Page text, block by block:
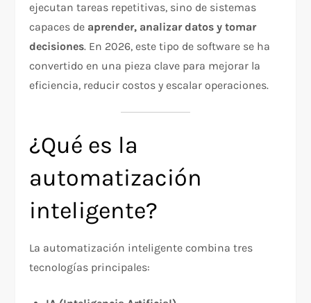
ejecutan tareas repetitivas, sino de sistemas
capaces de aprender, analizar datos y tomar
decisiones. En 2026, este tipo de software se ha
convertido en una pieza clave para mejorar la
eficiencia, reducir costos y escalar operaciones.
¿Qué es la
automatización
inteligente?
La automatización inteligente combina tres
tecnologías principales: